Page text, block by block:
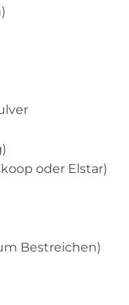
oder Elstar)
Bestreichen)